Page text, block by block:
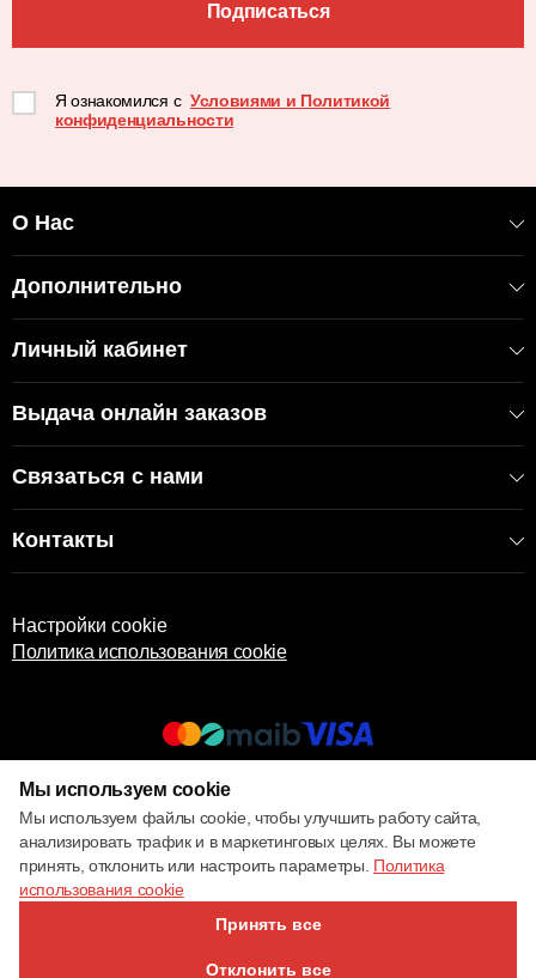
Подписаться
Я ознакомился с Условиями и Политикой
конфиденциальности
О Нас
Дополнительно
Личный кабинет
Выдача онлайн заказов
Связаться с нами
Контакты
Настройки cookie
Политика использования cookie
© 2017 – 2026 ECOM
Мы используем cookie
Мы используем файлы cookie, чтобы улучшить работу сайта,
анализировать трафик и в маркетинговых целях. Вы можете
принять, отклонить или настроить параметры. Политика
использования cookie
Принять все
Отклонить все